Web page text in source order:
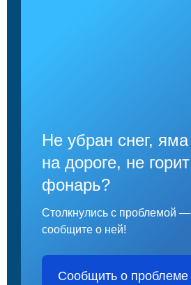
Не убран снег, яма
на дороге, не горит
фонарь?
Столкнулись с проблемой —
сообщите о ней!
Сообщить о проблеме